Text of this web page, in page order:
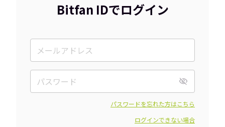
Bitfan IDでログイン
パスワードを忘れた方はこちら
ログインできない場合